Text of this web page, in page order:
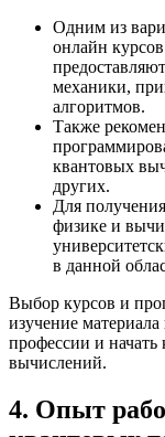
Одним из
онлайн
механики,
алгоритмов.
Также
квантовых
других.
Для
физике и
в данной
Выбор курсов и
изучение
профессии и начать
вычислений.
4. Опыт